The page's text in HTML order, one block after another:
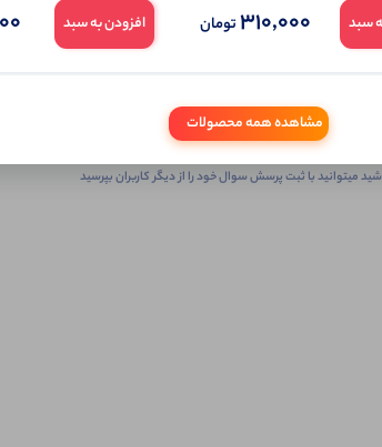
محصول
درباره این کالا پرسش ثبت کنید
میتوانید با ثبت پرسش سوال خود را از دیگر کاربران بپرسید
سبد 310,000تومان افزودن به سبد
مشاهده همه محصولات